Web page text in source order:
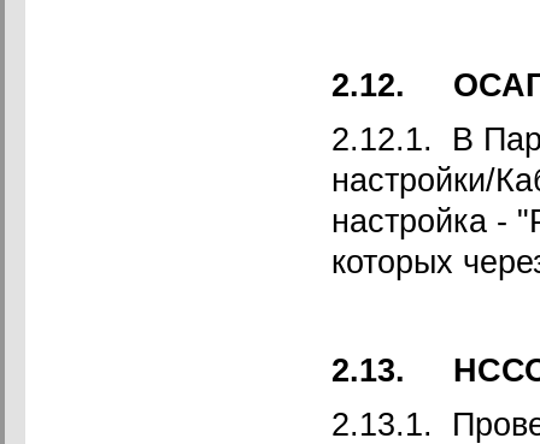
2.12.
2.12.1. В
настройки/
настройка -
которых
2.13.
2.13.1.